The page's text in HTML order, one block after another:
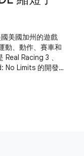
美國加州的遊戲
動、動作、賽車和
Racing 3 、
No Limits 的開發